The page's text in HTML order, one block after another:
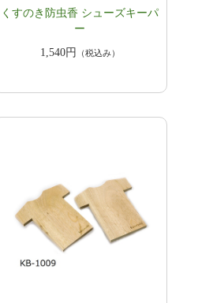
くすのき防虫香 シューズキーパ
ー
1,540円
（税込み）